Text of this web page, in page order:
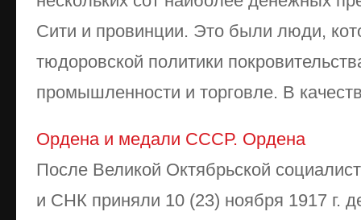
Сити и про­винции. Это были люди,
тюдоровской политики
промышленности и торговле. В
Ордена и медали СССР. Ордена
После Великой Октябрьской
и СНК приняли 10 (23) ноября 1917 г.